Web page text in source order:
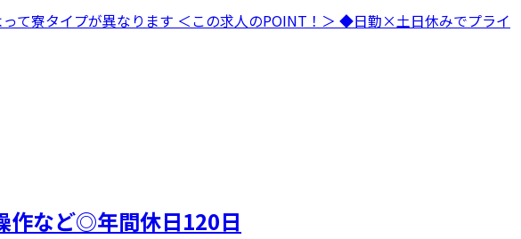
て寮タイプが異なります ＜この求人のPOINT！＞ ◆日勤×土日休みでプライ
作など◎年間休日120日